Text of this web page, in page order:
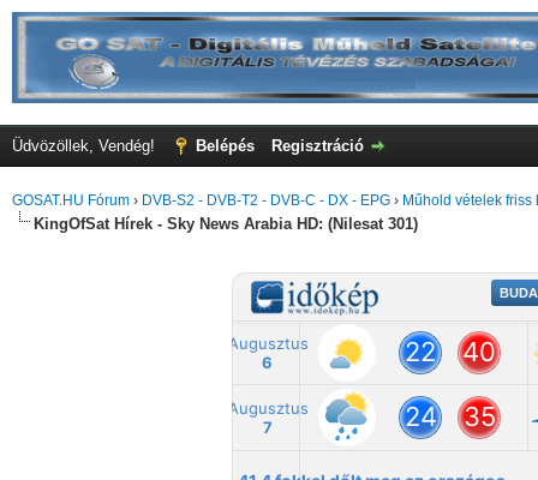
Üdvözöllek, Vendég! Belépés Regisztráció
GOSAT.HU Fórum › DVB-S2 - DVB-T2 - DVB-C - DX - EPG › Műhold vételek friss
KingOfSat Hírek - Sky News Arabia HD: (Nilesat 301)